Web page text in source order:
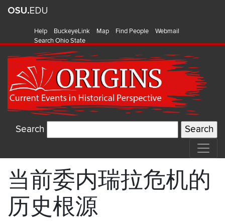
Help BuckeyeLink Map Find People
Webmail
Search Ohio State
Search
当前委内瑞拉危机的
历史根源